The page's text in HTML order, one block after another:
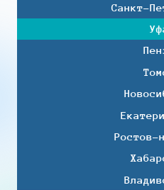
Санкт-
Ростов-